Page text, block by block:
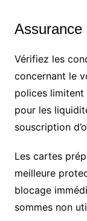
Assurance
Vérifiez les
concernant le
polices
pour les
souscription
Les cartes
meilleure
blocage
sommes non